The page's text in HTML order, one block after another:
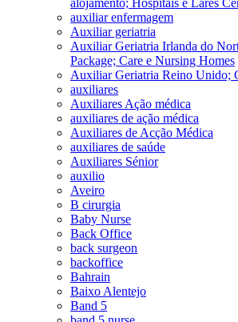
auxiliar enfermagem
Auxiliar geriatria
Auxiliar Geriatria Irlanda do
Package; Care e Nursing Homes
Auxiliar Geriatria Reino Unido;
auxiliares
Auxiliares Ação médica
auxiliares de ação médica
Auxiliares de Acção Médica
auxiliares de saúde
Auxiliares Sénior
auxilio
Aveiro
B cirurgia
Baby Nurse
Back Office
back surgeon
backoffice
Bahrain
Baixo Alentejo
Band 5